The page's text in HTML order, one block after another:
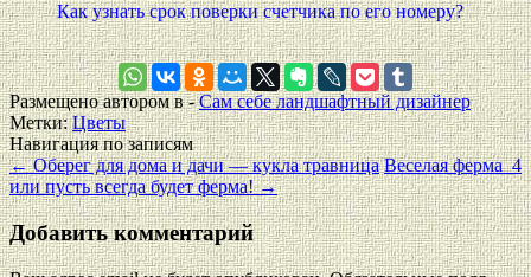
Как узнать срок поверки счетчика по его номеру?
Размещено автором в -Сам себе ландшафтный дизайнер
Метки:Цветы
Навигация по записям
←Оберег для дома и дачи — кукла травница Веселая ферма_4
или пусть всегда будет ферма!→
Добавить комментарий